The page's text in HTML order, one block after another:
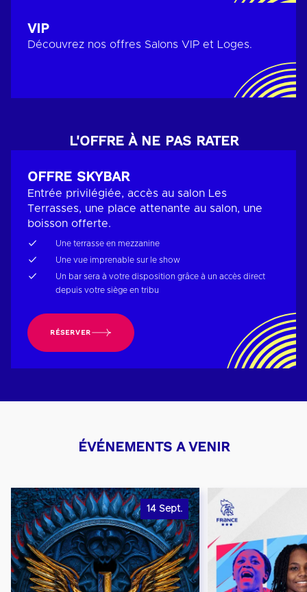
VIP
Découvrez nos offres Salons VIP et Loges.
L'OFFRE À NE PAS RATER
OFFRE SKYBAR
Entrée privilégiée, accès au salon Les
Terrasses, une place attenante au salon, une
boisson offerte.
Une terrasse en mezzanine
Une vue imprenable sur le show
Un bar sera à votre disposition grâce à un accès direct
depuis votre siège en tribu
RÉSERVER
ÉVÉNEMENTS A VENIR
14 Sept.